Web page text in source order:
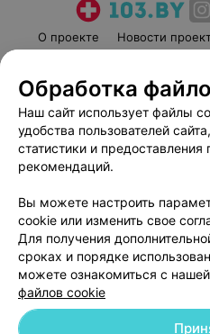
О проекте Новости
Пользовательское
Вакансии
Написать
Обработка
Обработка
Наш сайт использует файлы
удобства пользователей
статистики и
рекомендаций.
Вы можете настроить
cookie или изменить свое
Для получения
сроках и порядке
можете ознакомиться с нашей
файлов cookie